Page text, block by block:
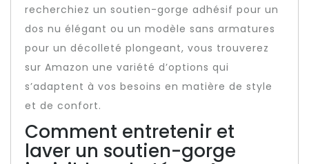
recherchiez un soutien-gorge adhésif pour un
dos nu élégant ou un modèle sans armatures
pour un décolleté plongeant, vous trouverez
sur Amazon une variété d’options qui
s’adaptent à vos besoins en matière de style
et de confort.
Comment entretenir et
laver un soutien-gorge